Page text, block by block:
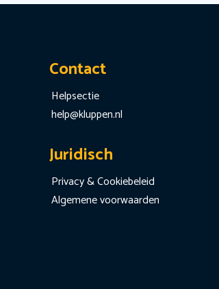
Contact
Helpsectie
help@kluppen.nl
Juridisch
Privacy & Cookiebeleid
Algemene voorwaarden